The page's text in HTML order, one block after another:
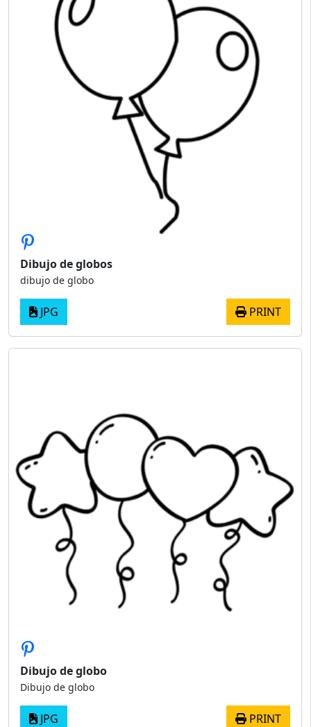
Dibujo de globos
dibujo de globo
JPG PRINT
Dibujo de globo
Dibujo de globo
JPG PRINT